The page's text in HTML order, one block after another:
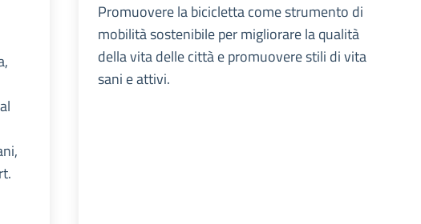
Promuovere la bicicletta come strumento di
mobilità sostenibile per migliorare la qualità
della vita delle città e promuovere stili di vita
sani e attivi.